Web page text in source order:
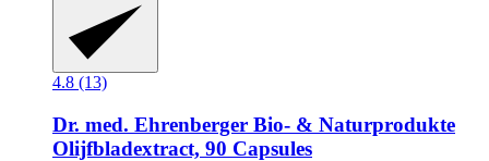
4.8 (13)
Dr. med. Ehrenberger Bio- & Naturprodukte
Olijfbladextract, 90 Capsules